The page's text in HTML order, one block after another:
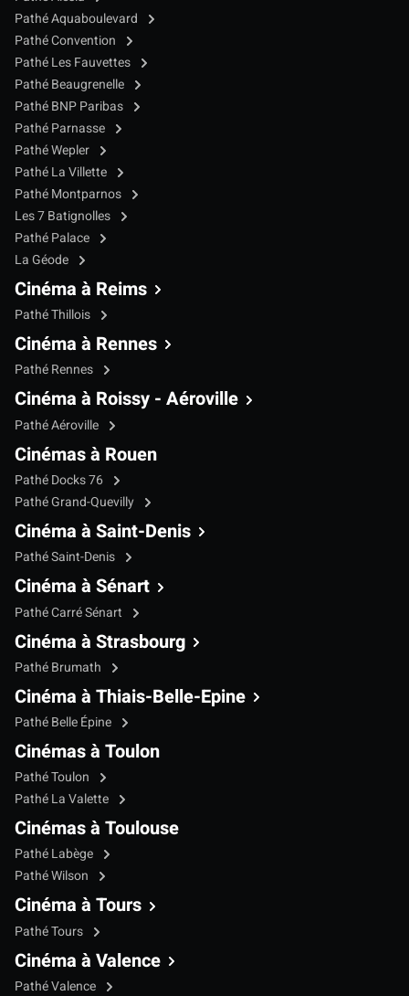
Pathé Aquaboulevard
Pathé Convention
Pathé Les Fauvettes
Pathé Beaugrenelle
Pathé BNP Paribas
Pathé Parnasse
Pathé Wepler
Pathé La Villette
Pathé Montparnos
Les 7 Batignolles
Pathé Palace
La Géode
Cinéma à Reims
Pathé Thillois
Cinéma à Rennes
Pathé Rennes
Cinéma à Roissy - Aéroville
Pathé Aéroville
Cinémas à Rouen
Pathé Docks 76
Pathé Grand-Quevilly
Cinéma à Saint-Denis
Pathé Saint-Denis
Cinéma à Sénart
Pathé Carré Sénart
Cinéma à Strasbourg
Pathé Brumath
Cinéma à Thiais-Belle-Epine
Pathé Belle Épine
Cinémas à Toulon
Pathé Toulon
Pathé La Valette
Cinémas à Toulouse
Pathé Labège
Pathé Wilson
Cinéma à Tours
Pathé Tours
Cinéma à Valence
Pathé Valence